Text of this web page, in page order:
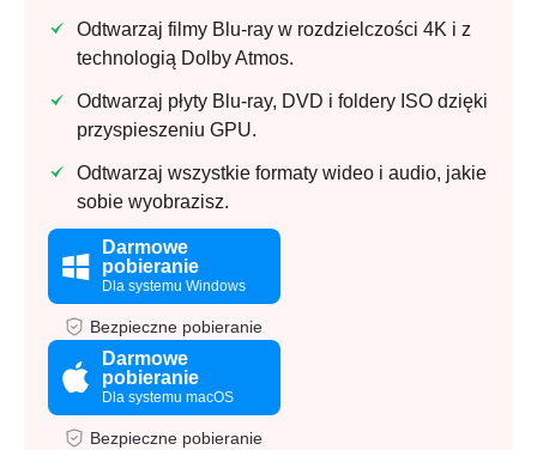
Odtwarzaj filmy Blu-ray w rozdzielczości 4K i z
technologią Dolby Atmos.
Odtwarzaj płyty Blu-ray, DVD i foldery ISO dzięki
przyspieszeniu GPU.
Odtwarzaj wszystkie formaty wideo i audio, jakie
sobie wyobrazisz.
Darmowe
pobieranie
Dla systemu Windows
Bezpieczne pobieranie
Darmowe
pobieranie
Dla systemu macOS
Bezpieczne pobieranie